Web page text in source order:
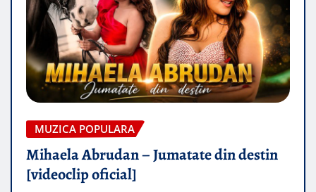
MUZICA POPULARA
Mihaela Abrudan – Jumatate din destin
[videoclip oficial]